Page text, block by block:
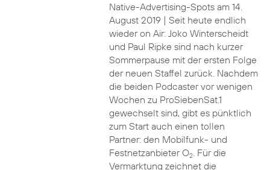
Native-Advertising-Spots am 14.
August 2019 | Seit heute endlich
wieder on Air: Joko Winterscheidt
und Paul Ripke sind nach kurzer
Sommerpause mit der ersten Folge
der neuen Staffel zurück. Nachdem
die beiden Podcaster vor wenigen
Wochen zu ProSiebenSat.1
gewechselt sind, gibt es pünktlich
zum Start auch einen tollen
Partner: den Mobilfunk- und
Festnetzanbieter O2. Für die
Vermarktung zeichnet die